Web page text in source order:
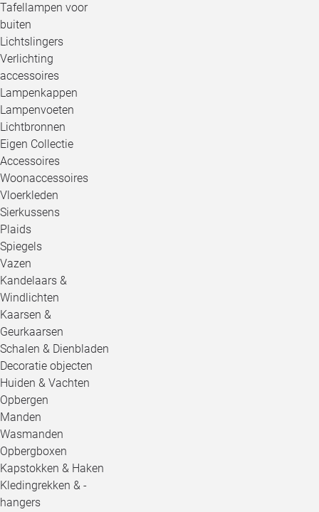
Tafellampen voor
buiten
Lichtslingers
Verlichting
accessoires
Lampenkappen
Lampenvoeten
Lichtbronnen
Eigen Collectie
Accessoires
Woonaccessoires
Vloerkleden
Sierkussens
Plaids
Spiegels
Vazen
Kandelaars &
Windlichten
Kaarsen &
Geurkaarsen
Schalen & Dienbladen
Decoratie objecten
Huiden & Vachten
Opbergen
Manden
Wasmanden
Opbergboxen
Kapstokken & Haken
Kledingrekken & -
hangers